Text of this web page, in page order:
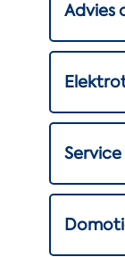
Advies